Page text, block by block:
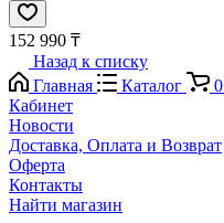
152 990 ₸
Назад к списку
Главная
Каталог 0
Кабинет
Новости
Доставка, Оплата и Возврат
Оферта
Контакты
Найти магазин